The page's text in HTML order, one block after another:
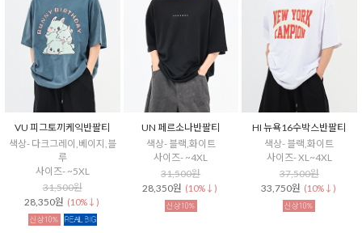
VU 피그토끼케익반팔티
색상- 다크그레이,베이지,블
루
사이즈- ~5XL
31,500원
28,350원 (10%↓)
UN 페르소나반팔티
색상- 블랙,화이트
사이즈- ~4XL
31,500원
28,350원 (10%↓)
HI 뉴욕16수박스반팔티
색상- 블랙,화이트
사이즈- XL~4XL
37,500원
33,750원 (10%↓)